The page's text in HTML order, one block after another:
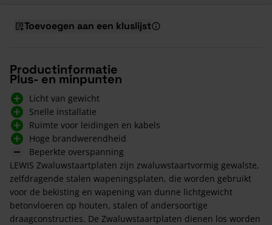
Toevoegen aan een kluslijst
Productinformatie
Plus- en minpunten
Licht van gewicht
Snelle installatie
Ruimte voor leidingen en kabels
Hoge brandwerendheid
Beperkte overspanning
LEWIS Zwaluwstaartplaten zijn zwaluwstaartvormig gewalste,
zelfdragende stalen wapeningsplaten, die worden gebruikt
voor de bekisting en wapening van dunne lichtgewicht
betonvloeren op houten, stalen of andersoortige
draagconstructies. De Zwaluwstaartplaten dienen los worden